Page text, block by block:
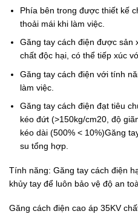
Phía bên trong được thiết kế
thoải mái khi làm việc.
Găng tay cách điện được sản
chất độc hại, có thể tiếp xúc
Găng tay cách điện với tính
làm việc.
Găng tay cách điện đạt tiêu
kéo đứt (>150kg/cm20, độ
kéo dài (500% < 10%)Găng
su tổng hợp.
Tính năng: Găng tay cách điện
khủy tay để luôn bảo vệ độ an
Găng cách điện cao áp 35KV